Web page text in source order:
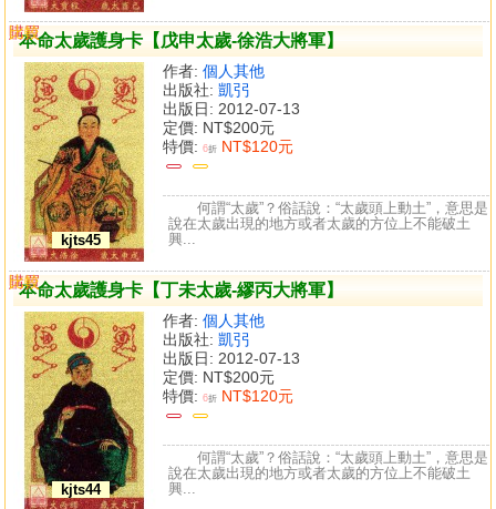
本命太歲護身卡【戊申太歲-徐浩大將軍】
kjts45
作者: 個人其他
出版社: 凱弜
出版日: 2012-07-13
定價: NT$200元
特價: 6折 NT$120元
購買
比較
何謂“太歲”？俗話說：“太歲頭上動土”，意思是
說在太歲出現的地方或者太歲的方位上不能破土
興...
本命太歲護身卡【丁未太歲-繆丙大將軍】
kjts44
作者: 個人其他
出版社: 凱弜
出版日: 2012-07-13
定價: NT$200元
特價: 6折 NT$120元
購買
比較
何謂“太歲”？俗話說：“太歲頭上動土”，意思是
說在太歲出現的地方或者太歲的方位上不能破土
興...